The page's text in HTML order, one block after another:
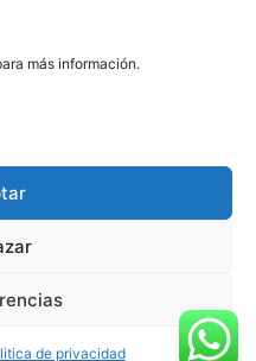
más información.
de privacidad